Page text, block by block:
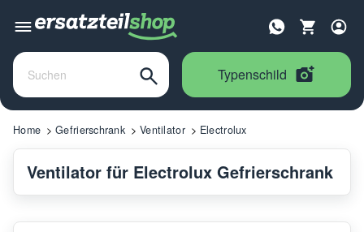
Typenschild
Home Gefrierschrank Ventilator Electrolux
Ventilator für Electrolux Gefrierschrank